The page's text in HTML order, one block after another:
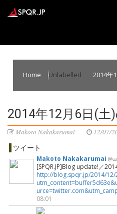
Home Unlabelled 2014年
2014年12月6日(土
Makoto Nakakarumai 12/07/
ツイート
Makoto Nakakarumai
[SPQR.JP]Blog update!／
http://blog.spqr.jp/2014/12/
08:01